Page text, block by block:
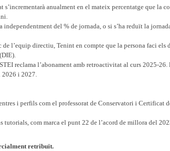
anualment en el mateix percentatge que la
del % de jornada, o si s’ha reduït la
l’equip directiu, Tenint en compte que la persona faci els
reclama l’abonament amb retroactivitat al curs 2025-26.
2026 i 2027.
i perfils com el professorat de Conservatori i Certificat
com marca el punt 22 de l’acord de millora del
retribuït.